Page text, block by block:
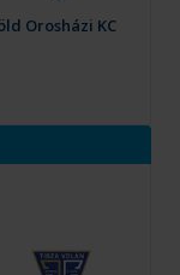
Orosházi KC